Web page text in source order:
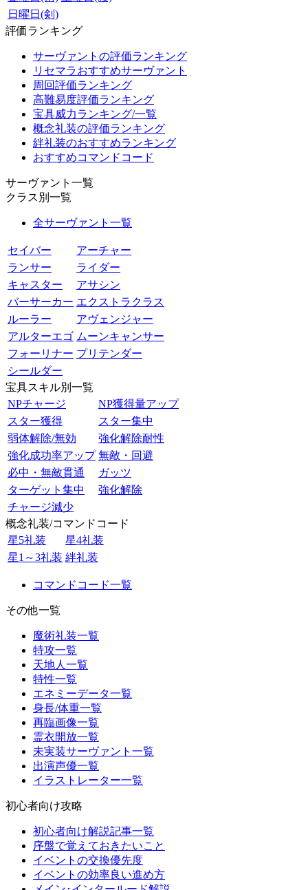
日曜日(剣)
評価ランキング
サーヴァントの評価ランキング
リセマラおすすめサーヴァント
周回評価ランキング
高難易度評価ランキング
宝具威力ランキング/一覧
概念礼装の評価ランキング
絆礼装のおすすめランキング
おすすめコマンドコード
サーヴァント一覧
クラス別一覧
全サーヴァント一覧
セイバー
アーチャー
ランサー
ライダー
キャスター
アサシン
バーサーカー エクストラクラス
ルーラー
アヴェンジャー
アルターエゴ ムーンキャンサー
フォーリナー プリテンダー
シールダー
宝具スキル別一覧
NPチャージ
NP獲得量アップ
スター獲得
スター集中
弱体解除/無効
強化解除耐性
強化成功率アップ 無敵・回避
必中・無敵貫通
ガッツ
ターゲット集中
強化解除
チャージ減少
概念礼装/コマンドコード
星5礼装
星4礼装
星1～3礼装 絆礼装
コマンドコード一覧
その他一覧
魔術礼装一覧
特攻一覧
天地人一覧
特性一覧
エネミーデータ一覧
身長/体重一覧
再臨画像一覧
霊衣開放一覧
未実装サーヴァント一覧
出演声優一覧
イラストレーター一覧
初心者向け攻略
初心者向け解説記事一覧
序盤で覚えておきたいこと
イベントの交換優先度
イベントの効率良い進め方